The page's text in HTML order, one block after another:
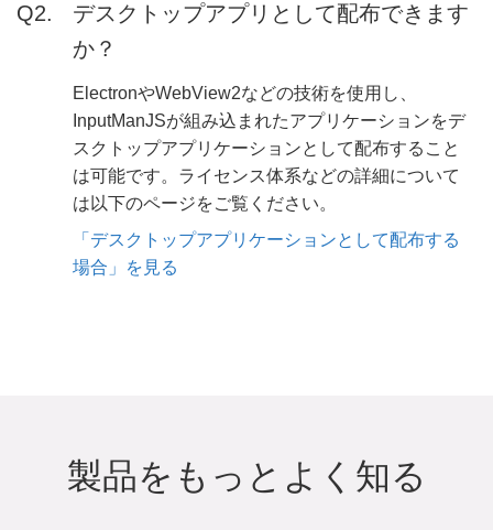
デスクトップアプリとして配布できます
か？
ElectronやWebView2などの技術を使用し、
InputManJSが組み込まれたアプリケーションをデ
スクトップアプリケーションとして配布すること
は可能です。ライセンス体系などの詳細について
は以下のページをご覧ください。
「デスクトップアプリケーションとして配布する
場合」を見る
製品をもっとよく知る